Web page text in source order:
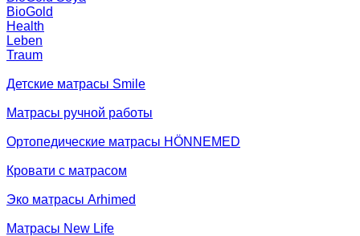
BioGold
Health
Leben
Traum
Детские матрасы Smile
Матрасы ручной работы
Ортопедические матрасы HÖNNEMED
Кровати с матрасом
Эко матрасы Arhimed
Матрасы New Life